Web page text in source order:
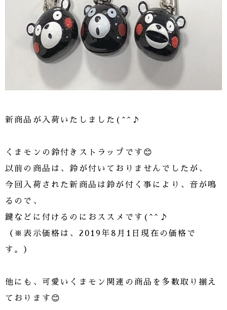
新商品が入荷いたしました(^^♪
くまモンの鈴付きストラップです😊
以前の商品は、鈴が付いておりませんでしたが、
今回入荷された新商品は鈴が付く事により、音が鳴
るので、
鍵などに付けるのにおススメです(^^♪
（※表示価格は、2019年8月1日現在の価格で
す。）
他にも、可愛いくまモン関連の商品を多数取り揃え
ております😊